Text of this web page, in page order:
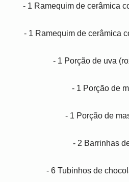
- 1 Ramequim de cerâmica
- 1 Ramequim de cerâmica
- 1 Porção de uva
- 1 Porção de
- 1 Porção de
- 2 Barrinhas
- 6 Tubinhos de